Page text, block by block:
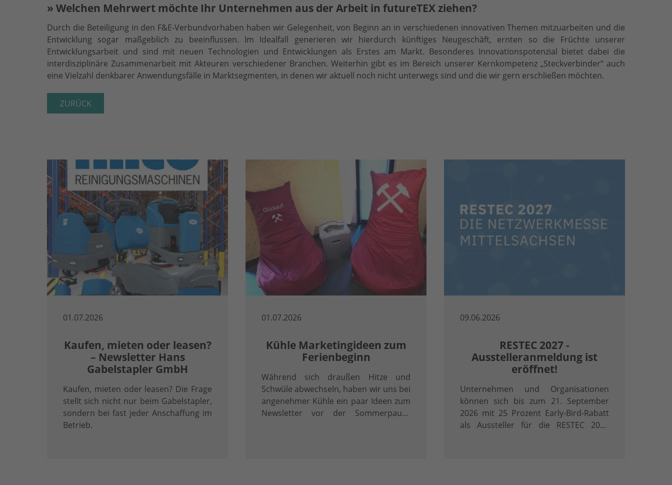
» Welchen Mehrwert möchte Ihr Unternehmen aus der Arbeit in futureTEX ziehen?
Durch die Beteiligung in den F&E-Verbundvorhaben haben wir Gelegenheit, von Beginn an in verschiedenen innovativen Themen mitzuarbeiten und die
Entwicklung sogar maßgeblich zu beeinflussen. Im Idealfall generieren wir hierdurch künftiges Neugeschäft, ernten so die Früchte unserer
Entwicklungsarbeit und sind mit neuen Technologien und Entwicklungen als Erstes am Markt. Besonderes Innovationspotenzial bietet dabei die
interdisziplinäre Zusammenarbeit mit Akteuren verschiedener Branchen. Weiterhin gibt es im Bereich unserer Kernkompetenz „Steckverbinder“ auch
eine Vielzahl denkbarer Anwendungsfälle in Marktsegmenten, in denen wir aktuell noch nicht unterwegs sind und die wir gern erschließen möchten.
ZURÜCK
01.07.2026
Kaufen, mieten oder leasen?
– Newsletter Hans
Gabelstapler GmbH
Kaufen, mieten oder leasen? Die Frage
stellt sich nicht nur beim Gabelstapler,
sondern bei fast jeder Anschaffung im
Betrieb.
01.07.2026
Kühle Marketingideen zum
Ferienbeginn
Während sich draußen Hitze und
Schwüle abwechseln, haben wir uns bei
angenehmer Kühle ein paar Ideen zum
Newsletter vor der Sommerpause
09.06.2026
RESTEC 2027 -
Ausstelleranmeldung ist
eröffnet!
Unternehmen und Organisationen
können sich bis zum 21. September
2026 mit 25 Prozent Early-Bird-Rabatt
als Aussteller für die RESTEC 2027